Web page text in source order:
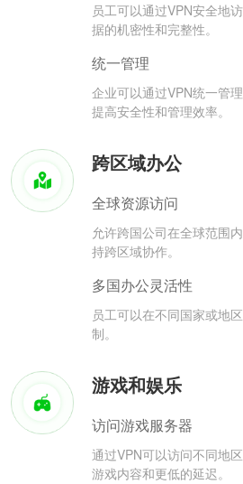
员工可以通过VPN安全地
据的机密性和完整性。
统一管理
企业可以通过VPN统一管
提高安全性和管理效率。
跨区域办公
全球资源访问
允许跨国公司在全球范围
持跨区域协作。
多国办公灵活性
员工可以在不同国家或地
制。
游戏和娱乐
访问游戏服务器
通过VPN可以访问不同地
游戏内容和更低的延迟。